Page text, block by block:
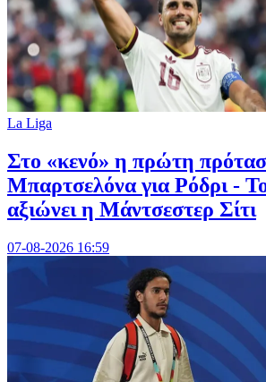
La Liga
Στο «κενό» η πρώτη
Μπαρτσελόνα για Ρόδρι -
αξιώνει η Μάντσεστερ Σίτι
07-08-2026 16:59